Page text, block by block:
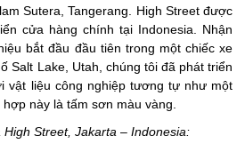
Sutera, Tangerang. High Street được
cửa hàng chính tại Indonesia. Nhận
bắt đầu đầu tiên trong một chiếc xe
Salt Lake, Utah, chúng tôi đã phát triển
vật liệu công nghiệp tương tự như một
này là tấm sơn màu vàng.
Street, Jakarta – Indonesia: